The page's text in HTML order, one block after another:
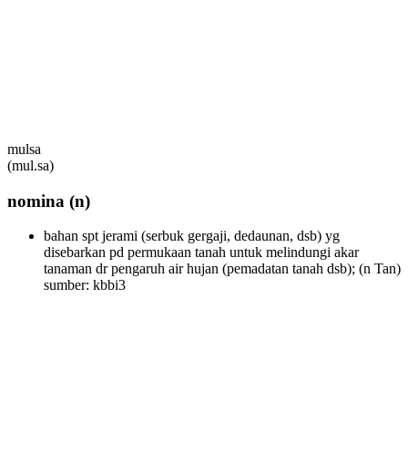
mulsa
(mul.sa)
nomina (n)
bahan spt jerami (serbuk gergaji, dedaunan, dsb) yg
disebarkan pd permukaan tanah untuk melindungi akar
tanaman dr pengaruh air hujan (pemadatan tanah dsb); (n Tan)
sumber: kbbi3